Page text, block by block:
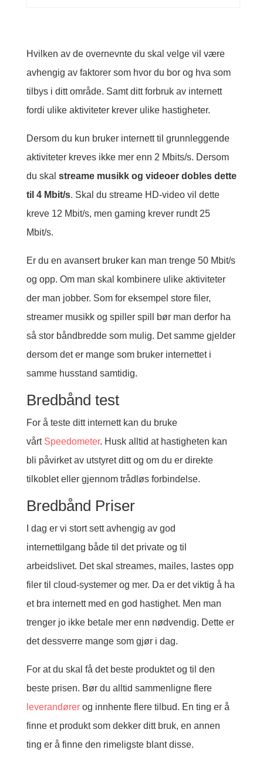
Hvilken av de overnevnte du skal velge vil være
avhengig av faktorer som hvor du bor og hva som
tilbys i ditt område. Samt ditt forbruk av internett
fordi ulike aktiviteter krever ulike hastigheter.
Dersom du kun bruker internett til grunnleggende
aktiviteter kreves ikke mer enn 2 Mbits/s. Dersom
du skal streame musikk og videoer dobles dette
til 4 Mbit/s. Skal du streame HD-video vil dette
kreve 12 Mbit/s, men gaming krever rundt 25
Mbit/s.
Er du en avansert bruker kan man trenge 50 Mbit/s
og opp. Om man skal kombinere ulike aktiviteter
der man jobber. Som for eksempel store filer,
streamer musikk og spiller spill bør man derfor ha
så stor båndbredde som mulig. Det samme gjelder
dersom det er mange som bruker internettet i
samme husstand samtidig.
Bredbånd test
For å teste ditt internett kan du bruke
vårt Speedometer. Husk alltid at hastigheten kan
bli påvirket av utstyret ditt og om du er direkte
tilkoblet eller gjennom trådløs forbindelse.
Bredbånd Priser
I dag er vi stort sett avhengig av god
internettilgang både til det private og til
arbeidslivet. Det skal streames, mailes, lastes opp
filer til cloud-systemer og mer. Da er det viktig å ha
et bra internett med en god hastighet. Men man
trenger jo ikke betale mer enn nødvendig. Dette er
det dessverre mange som gjør i dag.
For at du skal få det beste produktet og til den
beste prisen. Bør du alltid sammenligne flere
leverandørerog innhente flere tilbud. En ting er å
finne et produkt som dekker ditt bruk, en annen
ting er å finne den rimeligste blant disse.